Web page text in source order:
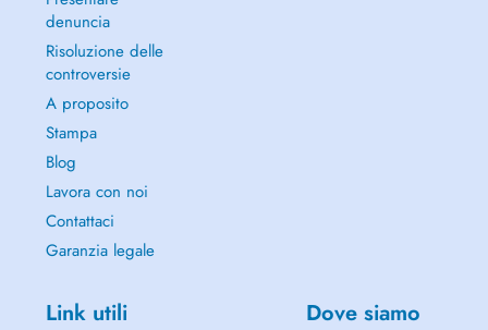
denuncia
Risoluzione delle
controversie
A proposito
Stampa
Blog
Lavora con noi
Contattaci
Garanzia legale
Link utili Dove siamo